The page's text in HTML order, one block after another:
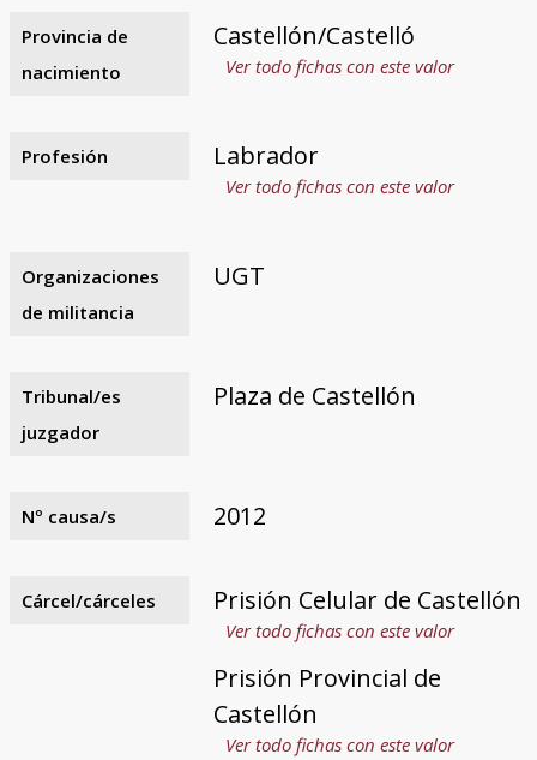
Provincia de
nacimiento
Castellón/Castelló
Ver todo fichas con este valor
Profesión Labrador
Ver todo fichas con este valor
Organizaciones
de militancia
UGT
Tribunal/es
juzgador
Plaza de Castellón
Nº causa/s 2012
Cárcel/cárceles Prisión Celular de Castellón
Ver todo fichas con este valor
Prisión Provincial de
Castellón
Ver todo fichas con este valor